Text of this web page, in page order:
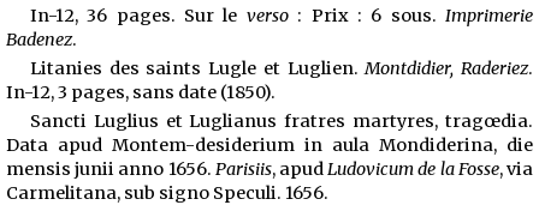
In-12, 36 pages. Sur le verso: Prix : 6 sous.Imprimerie
Badenez.
Litanies des saints Lugle et Luglien.Montdidier, Raderiez.
In-12, 3 pages, sans date (1850).
Sancti Luglius et Luglianus fratres martyres, tragœdia.
Data apud Montem-desiderium in aula Mondiderina, die
mensis junii anno 1656. Parisiis, apud Ludovicum de la Fosse, via
Carmelitana, sub signo Speculi. 1656.